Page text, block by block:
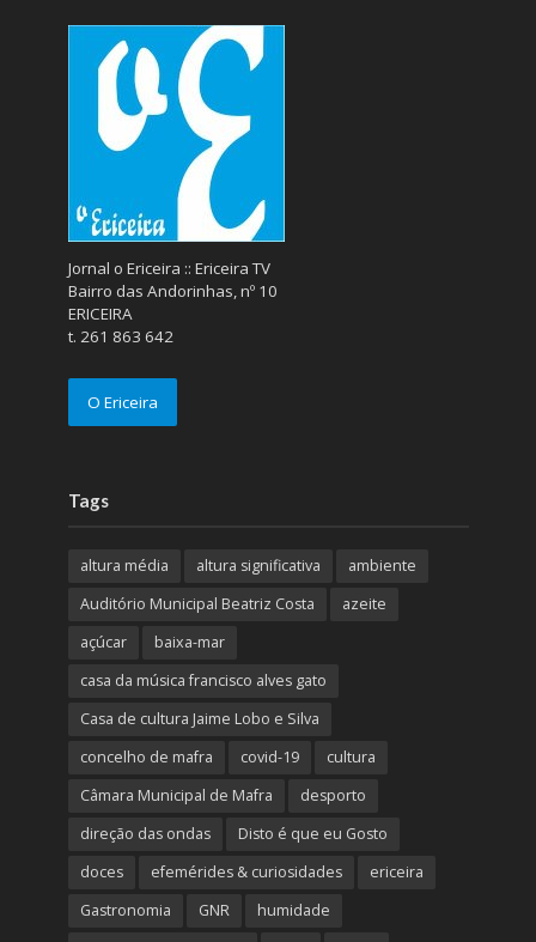
Jornal o Ericeira :: Ericeira TV
Bairro das Andorinhas, nº 10
ERICEIRA
t. 261 863 642
O Ericeira
Tags
altura média altura significativa
ambiente
Auditório Municipal Beatriz Costa
azeite
açúcar
baixa-mar
casa da música francisco alves gato
Casa de cultura Jaime Lobo e Silva
concelho de mafra
covid-19
cultura
Câmara Municipal de Mafra
desporto
direção das ondas
Disto é que eu Gosto
doces
efemérides & curiosidades
ericeira
Gastronomia
GNR
humidade